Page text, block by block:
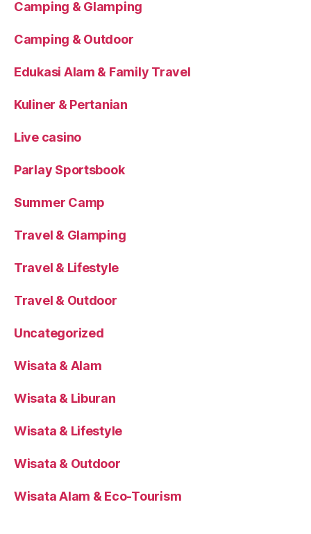
Camping & Glamping
Camping & Outdoor
Edukasi Alam & Family Travel
Kuliner & Pertanian
Live casino
Parlay Sportsbook
Summer Camp
Travel & Glamping
Travel & Lifestyle
Travel & Outdoor
Uncategorized
Wisata & Alam
Wisata & Liburan
Wisata & Lifestyle
Wisata & Outdoor
Wisata Alam & Eco-Tourism